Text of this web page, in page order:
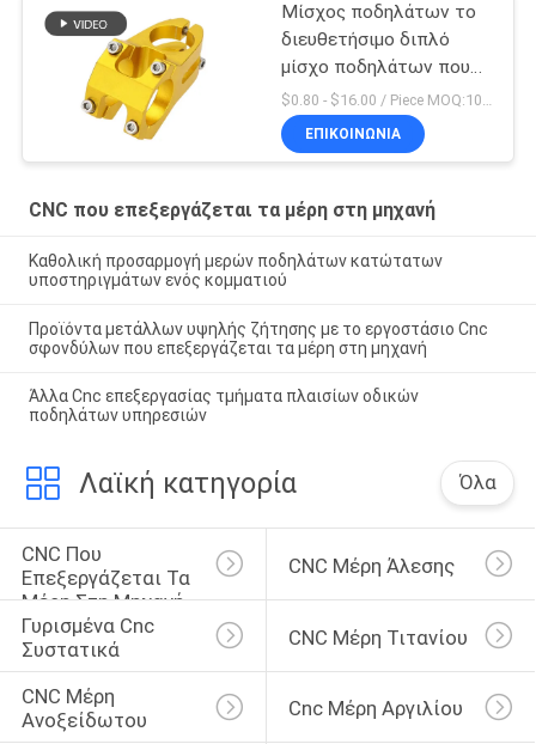
Μίσχος ποδηλάτων το
διευθετήσιμο διπλό
μίσχο ποδηλάτων που
κατασκευάζεται που
διπλώνει στην Κίνα
ΕΠΙΚΟΙΝΩΝΊΑ
CNC που επεξεργάζεται τα μέρη στη μηχανή
Καθολική προσαρμογή μερών ποδηλάτων κατώτατων
υποστηριγμάτων ενός κομματιού
Προϊόντα μετάλλων υψηλής ζήτησης με το εργοστάσιο Cnc
σφονδύλων που επεξεργάζεται τα μέρη στη μηχανή
Άλλα Cnc επεξεργασίας τμήματα πλαισίων οδικών
ποδηλάτων υπηρεσιών
Λαϊκή κατηγορία Όλα
CNC Που
Επεξεργάζεται Τα
Μέρη Στη Μηχανή
CNC Μέρη Άλεσης
Γυρισμένα Cnc
Συστατικά
CNC Μέρη Τιτανίου
CNC Μέρη
Ανοξείδωτου
Cnc Μέρη Αργιλίου